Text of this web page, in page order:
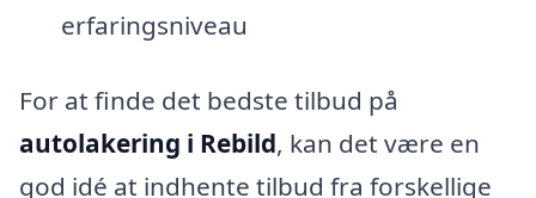
erfaringsniveau
For at finde det bedste tilbud på
autolakering i Rebild, kan det være en
god idé at indhente tilbud fra forskellige